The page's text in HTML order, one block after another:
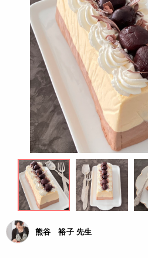
熊谷 裕子 先生